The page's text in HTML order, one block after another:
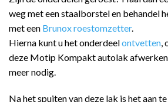
weg met een staalborstel en behandel
met een Brunox roestomzetter.
Hierna kunt u het onderdeelontvetten
deze Motip Kompakt autolak
meer nodig.
Na het spuiten van deze lak is het aan